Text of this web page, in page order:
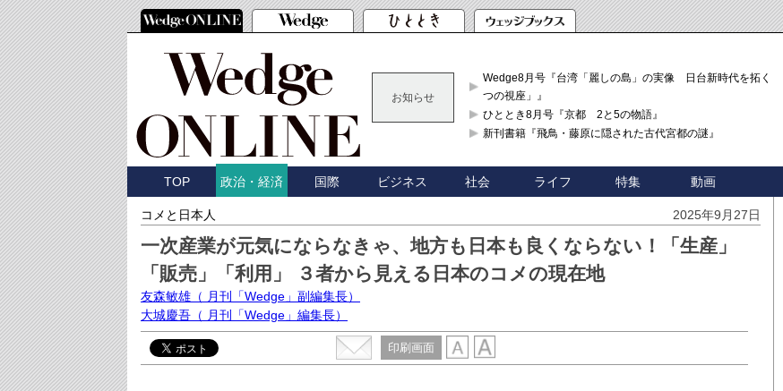
お知らせ
Wedge8月号『台湾「麗しの島」の実像 日台新時代を拓く「3
つの視座」』
ひととき8月号『京都 2と5の物語』
新刊書籍『飛鳥・藤原に隠された古代宮都の謎』
TOP 政治・経済 国際 ビジネス 社会 ライフ 特集 動画
コメと日本人 2025年9月27日
一次産業が元気にならなきゃ、地方も日本も良くならない！「生産」
「販売」「利用」 ３者から見える日本のコメの現在地
友森敏雄 （ 月刊「Wedge」副編集長）
大城慶吾 （ 月刊「Wedge」編集長）
印刷画面